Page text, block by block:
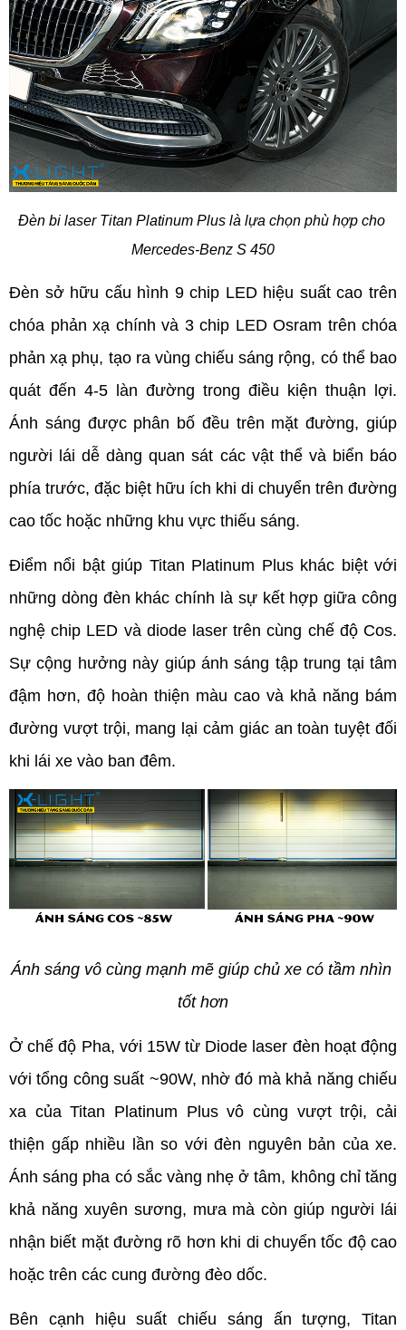
Đèn bi laser Titan Platinum Plus là lựa chọn phù hợp cho
Mercedes-Benz S 450
Đèn sở hữu cấu hình 9 chip LED hiệu suất cao trên
chóa phản xạ chính và 3 chip LED Osram trên chóa
phản xạ phụ, tạo ra vùng chiếu sáng rộng, có thể bao
quát đến 4-5 làn đường trong điều kiện thuận lợi.
Ánh sáng được phân bố đều trên mặt đường, giúp
người lái dễ dàng quan sát các vật thể và biển báo
phía trước, đặc biệt hữu ích khi di chuyển trên đường
cao tốc hoặc những khu vực thiếu sáng.
Điểm nổi bật giúp Titan Platinum Plus khác biệt với
những dòng đèn khác chính là sự kết hợp giữa công
nghệ chip LED và diode laser trên cùng chế độ Cos.
Sự cộng hưởng này giúp ánh sáng tập trung tại tâm
đậm hơn, độ hoàn thiện màu cao và khả năng bám
đường vượt trội, mang lại cảm giác an toàn tuyệt đối
khi lái xe vào ban đêm.
Ánh sáng vô cùng mạnh mẽ giúp chủ xe có tầm nhìn
tốt hơn
Ở chế độ Pha, với 15W từ Diode laser đèn hoạt động
với tổng công suất ~90W, nhờ đó mà khả năng chiếu
xa của Titan Platinum Plus vô cùng vượt trội, cải
thiện gấp nhiều lần so với đèn nguyên bản của xe.
Ánh sáng pha có sắc vàng nhẹ ở tâm, không chỉ tăng
khả năng xuyên sương, mưa mà còn giúp người lái
nhận biết mặt đường rõ hơn khi di chuyển tốc độ cao
hoặc trên các cung đường đèo dốc.
Bên cạnh hiệu suất chiếu sáng ấn tượng, Titan